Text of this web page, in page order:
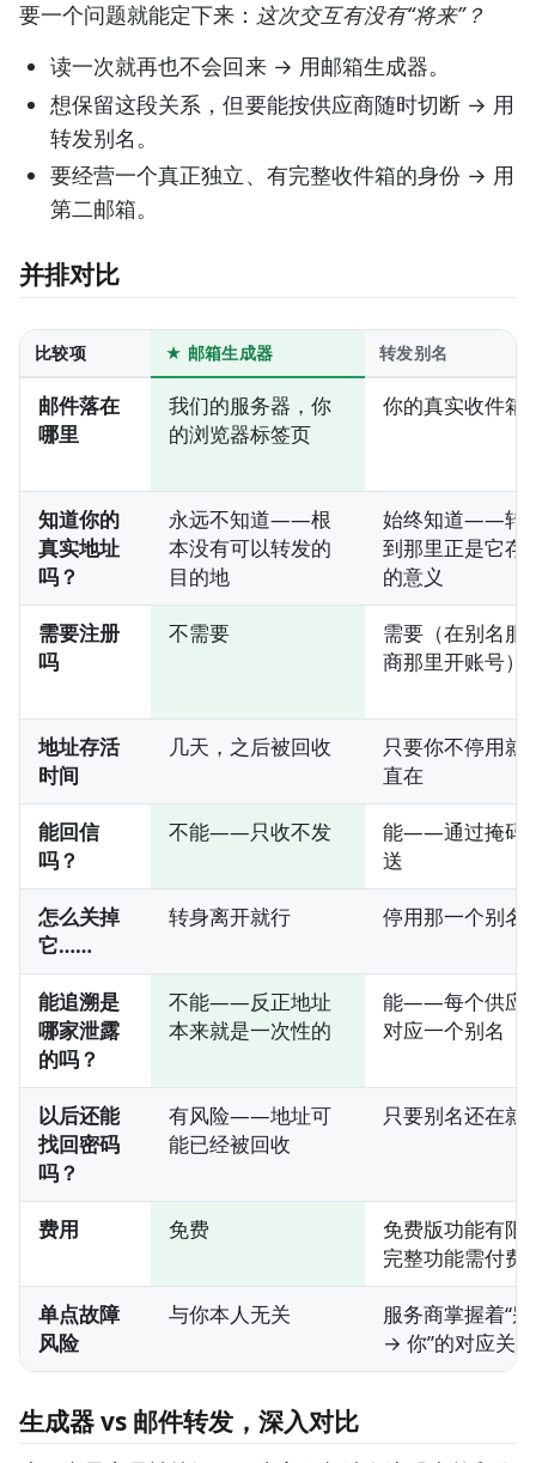
要一个问题就能定下来： 这次交互有没有“将来”？
读一次就再也不会回来 → 用邮箱生成器。
想保留这段关系，但要能按供应商随时切断 → 用
转发别名。
要经营一个真正独立、有完整收件箱的身份 → 用
第二邮箱。
并排对比
比较项 邮箱生成器 转发别名
邮件落在
哪里
我们的服务器，你
的浏览器标签页
你的真实收件箱
知道你的
真实地址
吗？
永远不知道——根
本没有可以转发的
目的地
始终知道——转
到那里正是它存
的意义
需要注册
吗
不需要
需要（在别名服
商那里开账号）
地址存活
时间
几天，之后被回收
只要你不停用就
直在
能回信
吗？
不能——只收不发
能——通过掩码
送
怎么关掉
它……
转身离开就行 停用那一个别名
能追溯是
哪家泄露
的吗？
不能——反正地址
本来就是一次性的
能——每个供应
对应一个别名
以后还能
找回密码
吗？
有风险——地址可
能已经被回收
只要别名还在就
费用 免费
免费版功能有限
完整功能需付费
单点故障
风险
与你本人无关
服务商掌握着“
→ 你”的对应关系
生成器 vs 邮件转发，深入对比